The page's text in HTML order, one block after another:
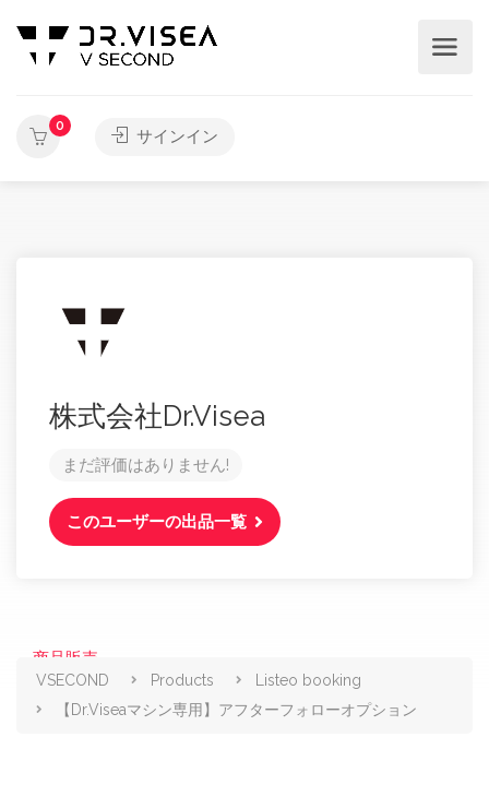
0
サインイン
株式会社Dr.Visea
まだ評価はありません!
このユーザーの出品一覧
商品販売
VSECOND Products
Listeo booking
【Dr.Viseaマシン専用】アフターフォローオプション